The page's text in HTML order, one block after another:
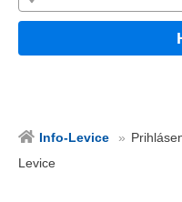
Info-Levice
Levice